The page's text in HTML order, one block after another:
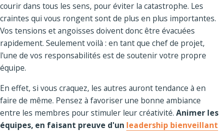
courir dans tous les sens, pour éviter la catastrophe. Les
craintes qui vous rongent sont de plus en plus importantes.
Vos tensions et angoisses doivent donc être évacuées
rapidement. Seulement voilà : en tant que chef de projet,
l'une de vos responsabilités est de soutenir votre propre
équipe.
En effet, si vous craquez, les autres auront tendance à en
faire de même. Pensez à favoriser une bonne ambiance
entre les membres pour stimuler leur créativité. Animer les
équipes, en faisant preuve d'un leadership bienveillant